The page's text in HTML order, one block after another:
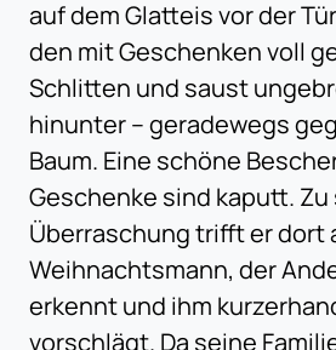
auf dem Glatteis vor der
den mit Geschenken voll
Schlitten und saust
hinunter – geradewegs
Baum. Eine schöne
Geschenke sind kaputt.
Überraschung trifft er dort
Weihnachtsmann, der
erkennt und ihm
vorschlägt. Da seine